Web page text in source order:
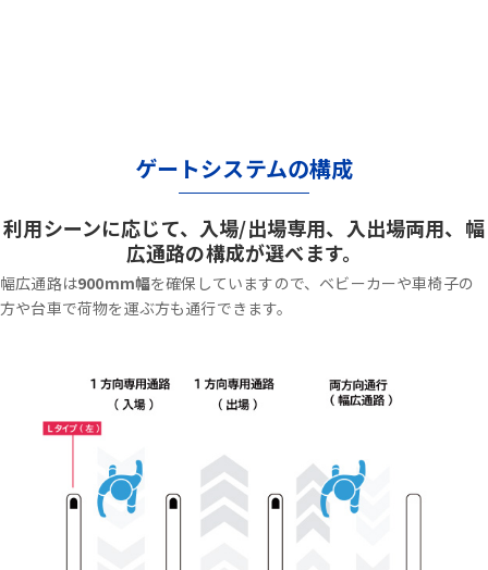
ゲートシステムの構成
利用シーンに応じて、入場/出場専用、入出場両用、幅
広通路の構成が選べます。
幅広通路は900mm幅を確保していますので、ベビーカーや車椅子の
方や台車で荷物を運ぶ方も通行できます。